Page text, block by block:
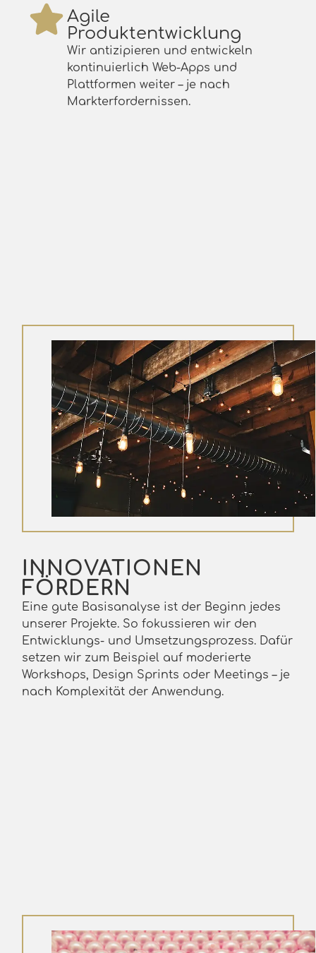
Agile
Produktentwicklung
Wir antizipieren und entwickeln
kontinuierlich Web-Apps und
Plattformen weiter – je nach
Markterfordernissen.
INNOVATIONEN
FÖRDERN
Eine gute Basisanalyse ist der Beginn jedes
unserer Projekte. So fokussieren wir den
Entwicklungs- und Umsetzungsprozess. Dafür
setzen wir zum Beispiel auf moderierte
Workshops, Design Sprints oder Meetings – je
nach Komplexität der Anwendung.